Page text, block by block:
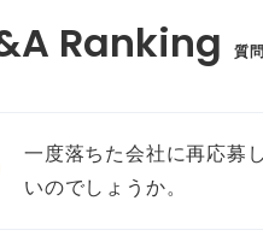
質
一度落ちた会社に再応募
いのでしょうか。